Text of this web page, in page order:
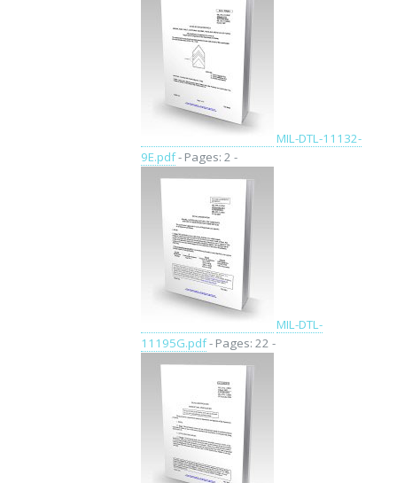
MIL-DTL-11132-
9E.pdf- Pages: 2 -
MIL-DTL-
11195G.pdf- Pages: 22 -